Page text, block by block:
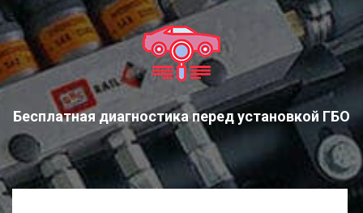
Бесплатная диагностика перед установкой ГБО